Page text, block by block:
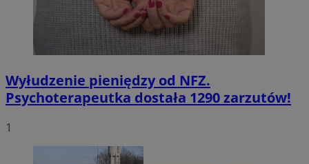
Wyłudzenie pieniędzy od NFZ.
Psychoterapeutka dostała 1290 zarzutów!
1